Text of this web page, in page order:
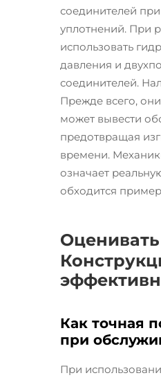
соединителей
уплотнений. При
использовать
давления и
соединителей.
Прежде всего,
может вывести
предотвращая
времени.
означает
обходится
Оценивать
Как точная
при
При